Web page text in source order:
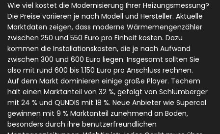
Wie viel kostet die Modernisierung Ihrer Heizungsmessung?
Die Preise variieren je nach Modell und Hersteller. Aktuelle
Marktdaten zeigen, dass moderne Wärmemengenzähler
zwischen 250 und 550 Euro pro Einheit kosten. Dazu
kommen die Installationskosten, die je nach Aufwand
zwischen 300 und 600 Euro liegen. Insgesamt sollten Sie
also mit rund 600 bis 1.150 Euro pro Anschluss rechnen.
Auf dem Markt dominieren einige große Player. Techem
hält einen Marktanteil von 32 %, gefolgt von Schlumberger
mit 24 % und QUNDIS mit 18 %. Neue Anbieter wie Supercal
gewinnen mit 9 % Marktanteil zunehmend an Boden,
besonders durch ihre benutzerfreundlichen